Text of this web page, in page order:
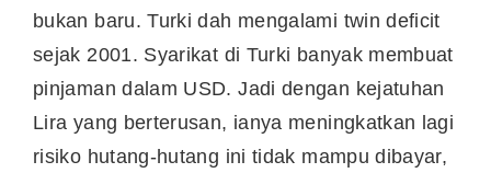
bukan baru. Turki dah mengalami twin deficit
sejak 2001. Syarikat di Turki banyak membuat
pinjaman dalam USD. Jadi dengan kejatuhan
Lira yang berterusan, ianya meningkatkan lagi
risiko hutang-hutang ini tidak mampu dibayar,